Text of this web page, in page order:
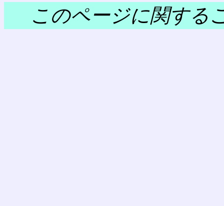
このページに関する